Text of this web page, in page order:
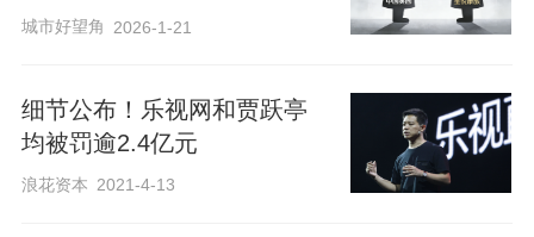
前10个月，中国奥园累计实现物业合同销
新京报见习记者 饶舒玮
编辑 武新 校对 薛京宁
城市好望角 2026-1-21
细节公布！乐视网和贾跃亭
均被罚逾2.4亿元
浪花资本 2021-4-13